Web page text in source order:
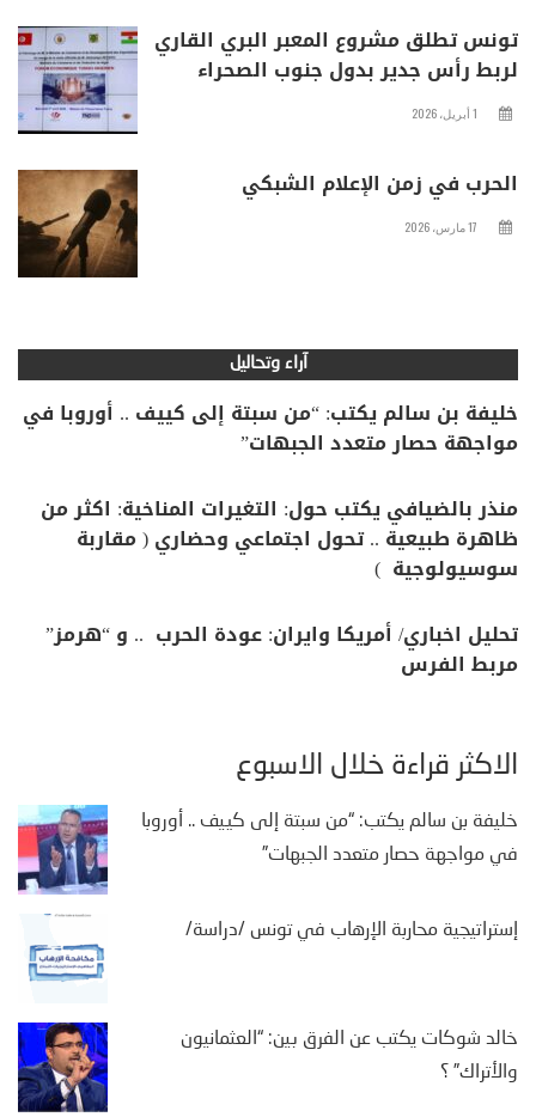
تونس تطلق مشروع المعبر البري القاري
لربط رأس جدير بدول جنوب الصحراء
1 أبريل، 2026
الحرب في زمن الإعلام الشبكي
17 مارس، 2026
آراء وتحاليل
خليفة بن سالم يكتب: “من سبتة إلى كييف .. أوروبا في
مواجهة حصار متعدد الجبهات”
منذر بالضيافي يكتب حول: التغيرات المناخية: اكثر من
ظاهرة طبيعية .. تحول اجتماعي وحضاري ( مقاربة
سوسيولوجية )
تحليل اخباري/ أمريكا وايران: عودة الحرب .. و “هرمز”
مربط الفرس
الأكثر قراءة خلال الأسبوع
خليفة بن سالم يكتب: “من سبتة إلى كييف .. أوروبا
في مواجهة حصار متعدد الجبهات”
إستراتيجية محاربة الإرهاب في تونس /دراسة/
خالد شوكات يكتب عن الفرق بين: “العثمانيون
والأتراك” ؟